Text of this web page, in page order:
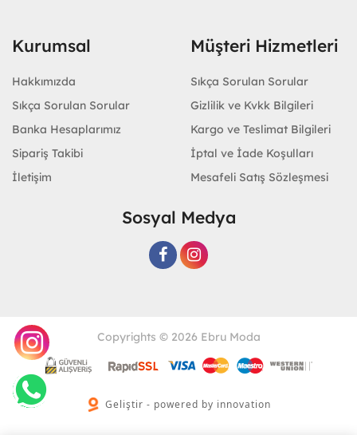
Kurumsal
Hakkımızda
Sıkça Sorulan Sorular
Banka Hesaplarımız
Sipariş Takibi
İletişim
Müşteri Hizmetleri
Sıkça Sorulan Sorular
Gizlilik ve Kvkk Bilgileri
Kargo ve Teslimat Bilgileri
İptal ve İade Koşulları
Mesafeli Satış Sözleşmesi
Sosyal Medya
Copyrights © 2026 Ebru Moda
Geliştir - powered by innovation